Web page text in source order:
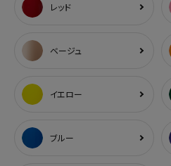
レッド
ベージュ
イエロー
ブルー